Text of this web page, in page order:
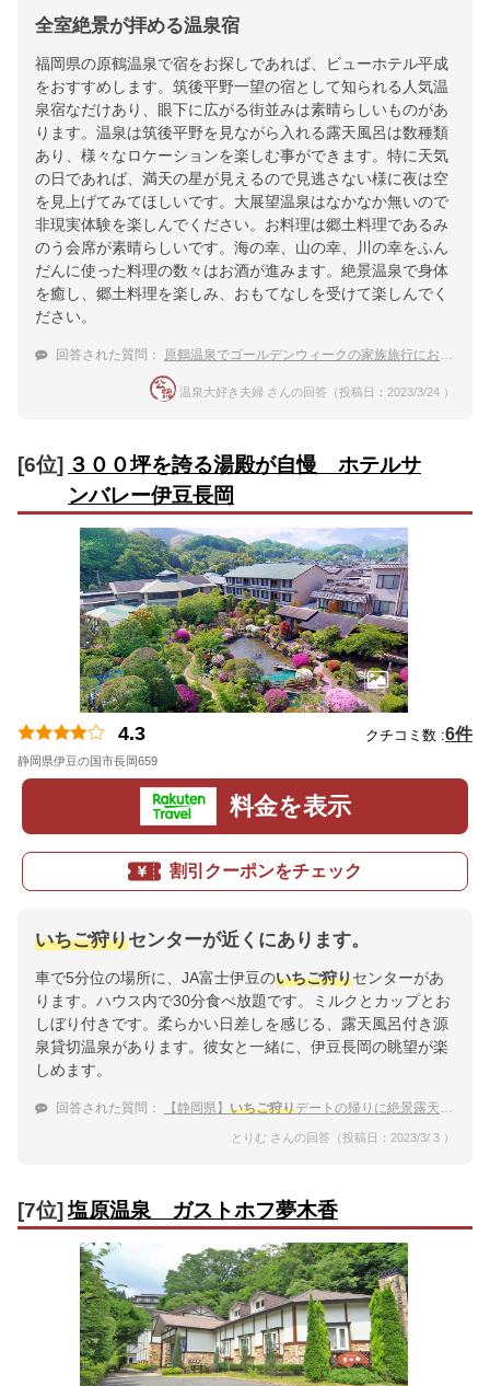
全室絶景が拝める温泉宿
福岡県の原鶴温泉で宿をお探しであれば、ビューホテル平成
をおすすめします。筑後平野一望の宿として知られる人気温
泉宿なだけあり、眼下に広がる街並みは素晴らしいものがあ
ります。温泉は筑後平野を見ながら入れる露天風呂は数種類
あり、様々なロケーションを楽しむ事ができます。特に天気
の日であれば、満天の星が見えるので見逃さない様に夜は空
を見上げてみてほしいです。大展望温泉はなかなか無いので
非現実体験を楽しんでください。お料理は郷土料理であるみ
のう会席が素晴らしいです。海の幸、山の幸、川の幸をふん
だんに使った料理の数々はお酒が進みます。絶景温泉で身体
を癒し、郷土料理を楽しみ、おもてなしを受けて楽しんでく
ださい。
回答された質問： 原鶴温泉でゴールデンウィークの家族旅行におすすめの温泉宿は？
温泉大好き夫婦 さんの回答（投稿日：2023/3/24 ）
[6位] ３００坪を誇る湯殿が自慢 ホテルサ
ンバレー伊豆長岡
4.3 クチコミ数 :6件
静岡県伊豆の国市長岡659
料金を表示
割引クーポンをチェック
いちご狩りセンターが近くにあります。
車で5分位の場所に、JA富士伊豆のいちご狩りセンターがあ
ります。ハウス内で30分食べ放題です。ミルクとカップとお
しぼり付きです。柔らかい日差しを感じる、露天風呂付き源
泉貸切温泉があります。彼女と一緒に、伊豆長岡の眺望が楽
しめます。
回答された質問： 【静岡県】 いちご狩りデートの帰りに絶景露天風呂でゆっくりしたい。カップルにおすすめの宿は？
とりむ さんの回答（投稿日：2023/3/ 3 ）
[7位] 塩原温泉 ガストホフ夢木香